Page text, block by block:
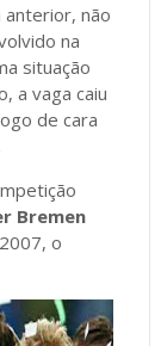
anterior, não
na
situação
a vaga caiu
de cara
Bremen
o